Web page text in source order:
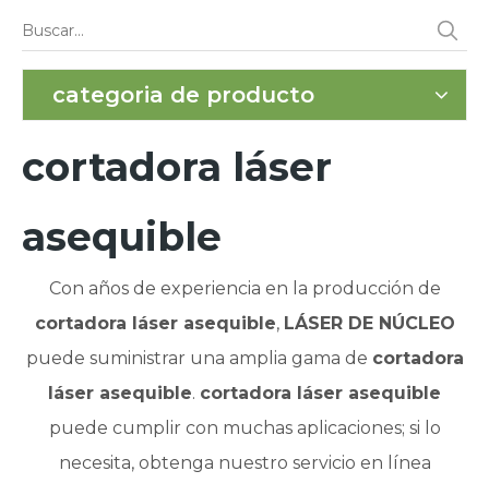
categoria de producto
cortadora láser
asequible
Con años de experiencia en la producción de
cortadora láser asequible, LÁSER DE NÚCLEO
puede suministrar una amplia gama de cortadora
láser asequible. cortadora láser asequible
puede cumplir con muchas aplicaciones; si lo
necesita, obtenga nuestro servicio en línea